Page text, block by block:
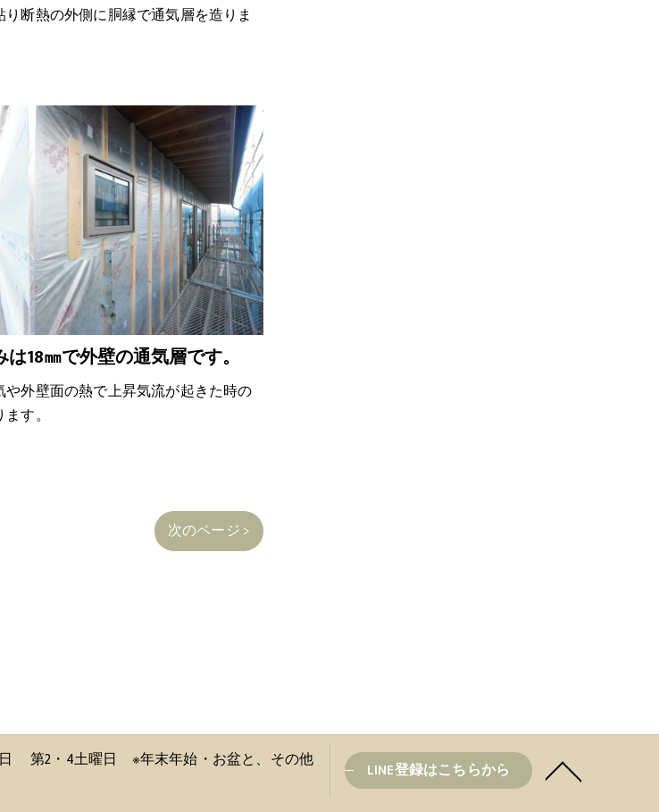
断熱の外側に胴縁で通気層を造りま
18㎜で外壁の通気層です。
や外壁面の熱で上昇気流が起きた時の
す。
次のページ >
日 第2・4土曜日 ※年末年始・お盆と、その他
LINE登録はこちらから